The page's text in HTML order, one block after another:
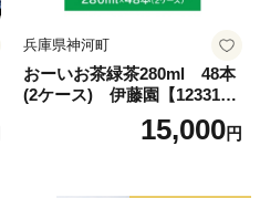
兵庫県神河町
おーいお茶緑茶280ml 48本
(2ケース) 伊藤園【123317
15,000円